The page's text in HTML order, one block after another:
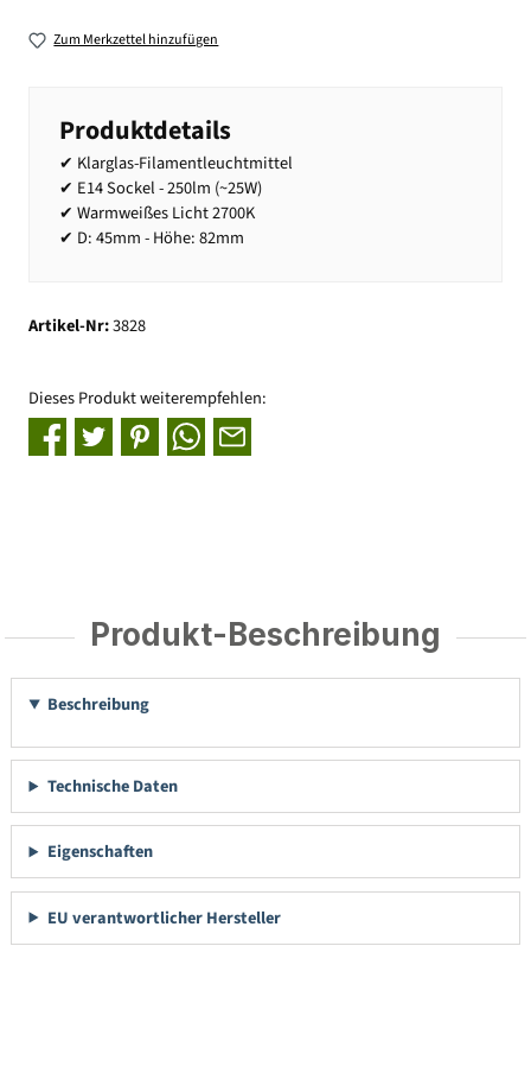
Zum Merkzettel hinzufügen
Produktdetails
✔ Klarglas-Filamentleuchtmittel
✔ E14 Sockel - 250lm (~25W)
✔ Warmweißes Licht 2700K
✔ D: 45mm - Höhe: 82mm
Artikel-Nr:3828
Dieses Produkt weiterempfehlen:
Produkt-Beschreibung
Beschreibung
Technische Daten
Eigenschaften
EU verantwortlicher Hersteller